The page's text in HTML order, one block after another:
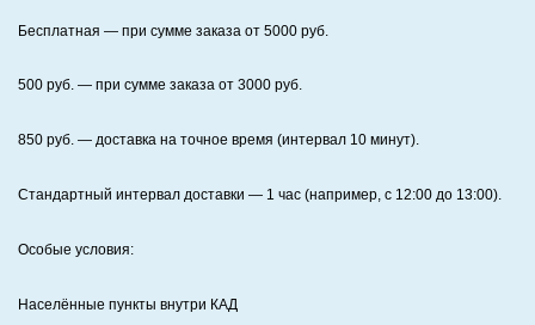
Бесплатная — при сумме заказа от 5000 руб.
500 руб. — при сумме заказа от 3000 руб.
850 руб. — доставка на точное время (интервал 10 минут).
Стандартный интервал доставки — 1 час (например, с 12:00 до 13:00).
Особые условия:
Населённые пункты внутри КАД